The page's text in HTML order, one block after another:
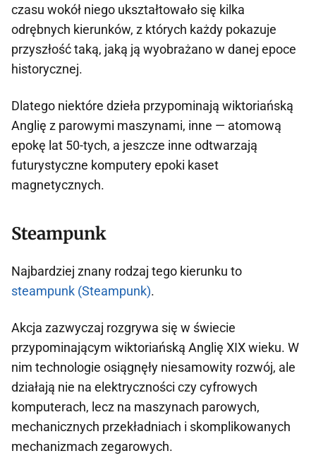
czasu wokół niego ukształtowało się kilka
odrębnych kierunków, z których każdy pokazuje
przyszłość taką, jaką ją wyobrażano w danej epoce
historycznej.
Dlatego niektóre dzieła przypominają wiktoriańską
Anglię z parowymi maszynami, inne — atomową
epokę lat 50-tych, a jeszcze inne odtwarzają
futurystyczne komputery epoki kaset
magnetycznych.
Steampunk
Najbardziej znany rodzaj tego kierunku to
steampunk (Steampunk).
Akcja zazwyczaj rozgrywa się w świecie
przypominającym wiktoriańską Anglię XIX wieku. W
nim technologie osiągnęły niesamowity rozwój, ale
działają nie na elektryczności czy cyfrowych
komputerach, lecz na maszynach parowych,
mechanicznych przekładniach i skomplikowanych
mechanizmach zegarowych.